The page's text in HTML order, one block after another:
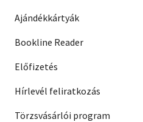
Ajándékkártyák
Bookline Reader
Előfizetés
Hírlevél feliratkozás
Törzsvásárlói program